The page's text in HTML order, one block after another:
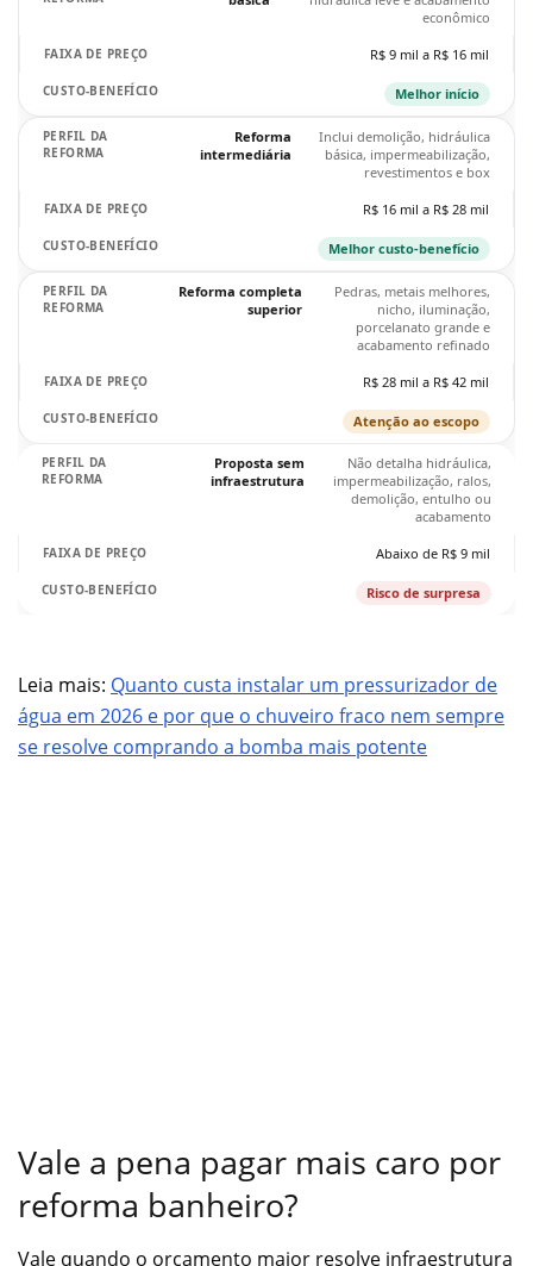
econômico
R$ 9 mil a R$ 16 mil
Melhor início
Reforma
intermediária
Inclui demolição, hidráulica
básica, impermeabilização,
revestimentos e box
R$ 16 mil a R$ 28 mil
Melhor custo-benefício
Reforma completa
superior
Pedras, metais melhores,
nicho, iluminação,
porcelanato grande e
acabamento refinado
R$ 28 mil a R$ 42 mil
Atenção ao escopo
Proposta sem
infraestrutura
Não detalha hidráulica,
impermeabilização, ralos,
demolição, entulho ou
acabamento
Abaixo de R$ 9 mil
Risco de surpresa
Leia mais: Quanto custa instalar um pressurizador de
água em 2026 e por que o chuveiro fraco nem sempre
se resolve comprando a bomba mais potente
Vale a pena pagar mais caro por
reforma banheiro?
Vale quando o orçamento maior resolve infraestrutura